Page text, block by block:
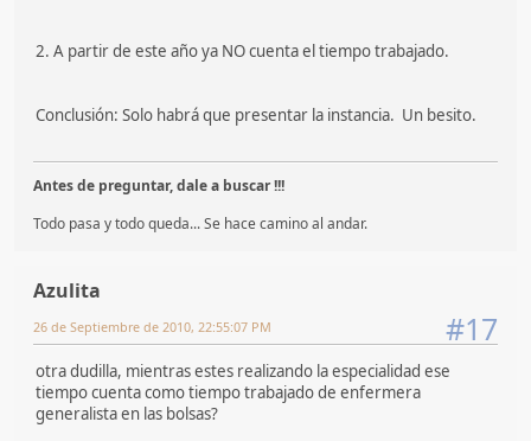
2. A partir de este año ya NO cuenta el tiempo trabajado.
Conclusión: Solo habrá que presentar la instancia. Un besito.
Antes de preguntar, dale a buscar !!!
Todo pasa y todo queda... Se hace camino al andar.
Azulita
#17
26 de Septiembre de 2010, 22:55:07 PM
otra dudilla, mientras estes realizando la especialidad ese
tiempo cuenta como tiempo trabajado de enfermera
generalista en las bolsas?